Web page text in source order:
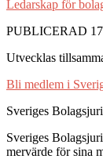
Ledarskap för
PUBLICERAD 17
Utvecklas
Bli medlem i
Sveriges
Sveriges
mervärde för sina